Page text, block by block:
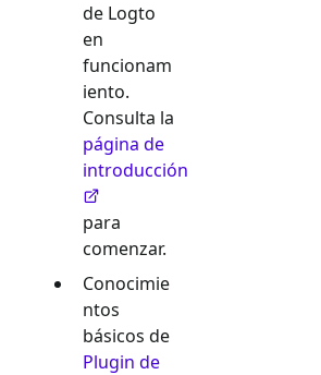
de Logto
en
funcionam
iento.
Consulta la
página de
introducción
para
comenzar.
Conocimie
ntos
básicos de
Plugin de